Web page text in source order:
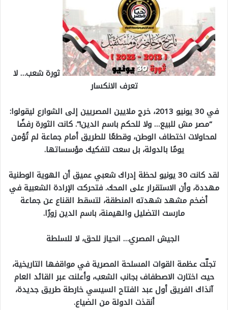
ثورة شعب… لا
تعرف الانكسار
في 30 يونيو 2013، خرج ملايين المصريين إلى الشوارع ليقولوا:
“مصر مش للبيع… ولا للحكم باسم الدين!”. كانت الثورة رفضًا
لمحاولات اختطاف الوطن، وقطعًا للطريق أمام جماعة لم تُؤمن
يومًا بالدولة، بل سعت لتفكيك مؤسساتها.
لقد كانت 30 يونيو لحظة إدراك شعبي عميق أن الهوية الوطنية
مهددة، وأن الاستقرار على المحك. فتحركت الإرادة الشعبية في
أضخم مشهد شهدته المنطقة، لتسقط القناع عن جماعة
مارست التضليل والهيمنة، باسم الدين زورًا.
الجيش المصري… انحياز للحق، لا للسلطة
تجلّت عظمة القوات المسلحة المصرية في مواقفها التاريخية،
حيث اختارت الاصطفاف بجانب الشعب، وأعلنت عبر القائد العام
آنذاك الفريق أول عبد الفتاح السيسي خارطة طريق جديدة،
أنقذت الدولة من الضياع.